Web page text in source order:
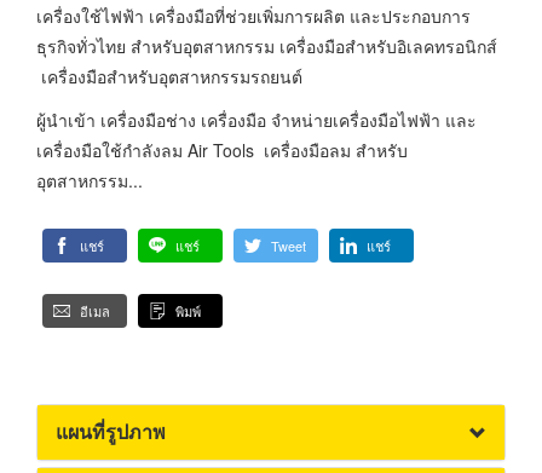
เครื่องใช้ไฟฟ้า เครื่องมือที่ช่วยเพิ่มการผลิต และประกอบการ
ธุรกิจทั่วไทย สำหรับอุตสาหกรรม เครื่องมือสำหรับอิเลคทรอนิกส์
เครื่องมือสำหรับอุตสาหกรรมรถยนต์
ผู้นำเข้า เครื่องมือช่าง เครื่องมือ จำหน่ายเครื่องมือไฟฟ้า และ
เครื่องมือใช้กำลังลม Air Tools เครื่องมือลม สำหรับ
อุตสาหกรรม...
แชร์ แชร์ Tweet แชร์
อีเมล พิมพ์
แผนที่รูปภาพ